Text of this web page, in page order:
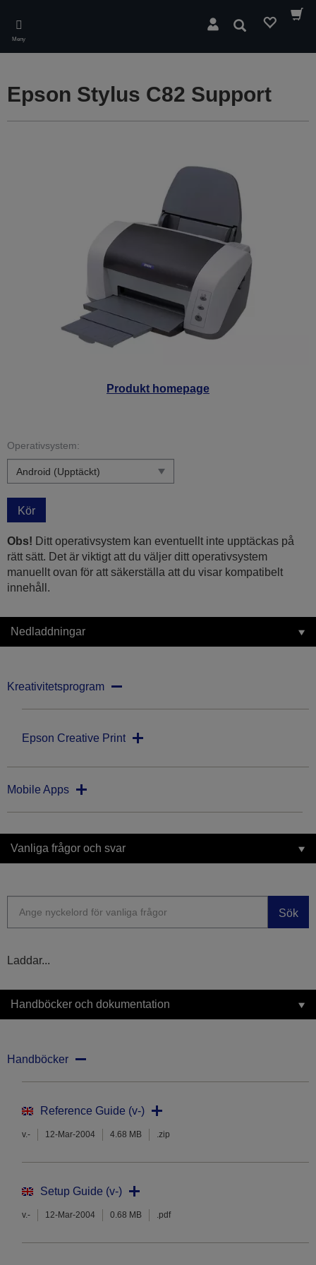
main
content
Meny
Sök
Produkt homepage
Epson Stylus C82 Support
Operativsystem:
Kör
Obs! Ditt operativsystem kan eventuellt inte upptäckas på
rätt sätt. Det är viktigt att du väljer ditt operativsystem
manuellt ovan för att säkerställa att du visar kompatibelt
innehåll.
Nedladdningar
Kreativitetsprogram
Epson Creative Print
Mobile Apps
Vanliga frågor och svar
Sök
Laddar...
Handböcker och dokumentation
Handböcker
Reference Guide (v-)
v.- 12-Mar-2004 4.68 MB .zip
Setup Guide (v-)
v.- 12-Mar-2004 0.68 MB .pdf